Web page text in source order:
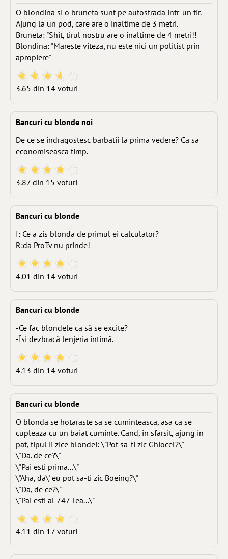
O blondina si o bruneta sunt pe autostrada intr-un tir.
Ajung la un pod, care are o inaltime de 3 metri.
Bruneta: "Shit, tirul nostru are o inaltime de 4 metri!!
Blondina: "Mareste viteza, nu este nici un politist prin
apropiere"
3.65 din 14 voturi
Bancuri cu blonde noi
De ce se indragostesc barbatii la prima vedere? Ca sa
economiseasca timp.
3.87 din 15 voturi
Bancuri cu blonde
I: Ce a zis blonda de primul ei calculator?
R:da ProTv nu prinde!
4.01 din 14 voturi
Bancuri cu blonde
-Ce fac blondele ca sã se excite?
-Îsi dezbracã lenjeria intimã.
4.13 din 14 voturi
Bancuri cu blonde
O blonda se hotaraste sa se cuminteasca, asa ca se
cupleaza cu un baiat cuminte. Cand, in sfarsit, ajung in
pat, tipul ii zice blondei: \"Pot sa-ti zic Ghiocel?\"
\"Da. de ce?\"
\"Pai esti prima...\"
\"Aha, da\' eu pot sa-ti zic Boeing?\"
\"Da, de ce?\"
\"Pai esti al 747-lea...\"
4.11 din 17 voturi